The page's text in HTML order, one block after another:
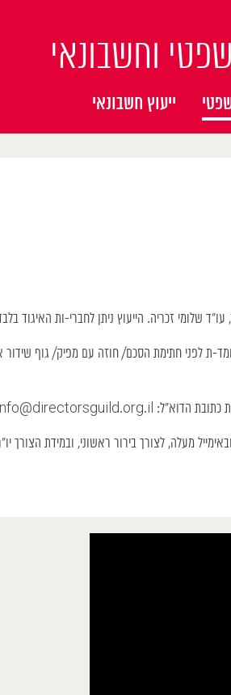
וחשבונאי
ייעוץ חשבונאי
שלומי זכריה. הייעוץ ניתן לחברי-ות האיגוד
ת לפני חתימת הסכם/ חוזה עם מפיק/ גוף שידור
כתובת הדוא”ל:
מעלה, לצורך בירור ראשוני, ובמידת הצורך